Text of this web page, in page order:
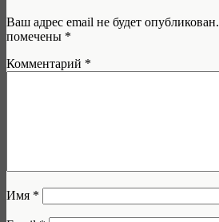
Ваш адрес email не будет опубликован.
помечены *
Комментарий *
Имя *